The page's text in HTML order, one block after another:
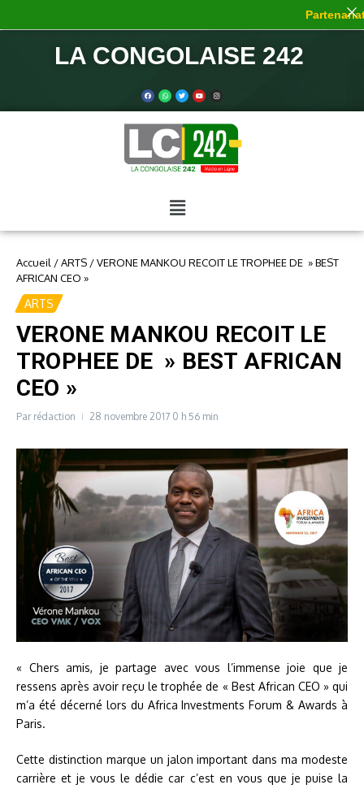
LA CONGOLAISE 242
Accueil /ARTS /VERONE MANKOU RECOIT LE TROPHEE DE » BEST
AFRICAN CEO »
ARTS
VERONE MANKOU RECOIT LE
TROPHEE DE » BEST AFRICAN
CEO »
Par rédaction 28 novembre 2017 0 h 56 min
« Chers amis, je partage avec vous l’immense joie que je
ressens après avoir reçu le trophée de « Best African CEO » qui
m’a été décerné lors du Africa Investments Forum & Awards à
Paris.
Cette distinction marque un jalon important dans ma modeste
carrière et je vous le dédie car c’est en vous que je puise la
Partenariat